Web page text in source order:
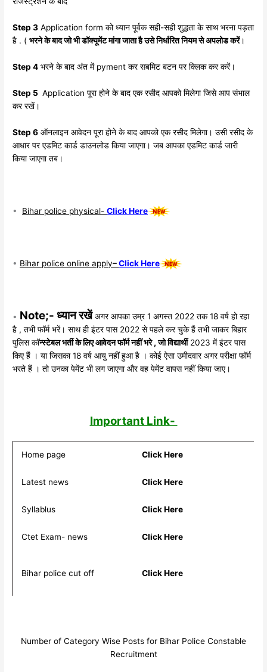
Step 3 Application form को ध्यान पूर्वक सही-सही शुद्धता के साथ भरना पड़ता
है . (भरने के बाद जो भी डॉक्यूमेंट मांगा जाता है उसे निर्धारित नियम से अपलोड करें।
Step 4 भरने के बाद अंत में pyment कर सबमिट बटन पर क्लिक कर करें।
Step 5 Application पूरा होने के बाद एक रसीद आपको मिलेगा जिसे आप संभाल
कर रखें।
Step 6 ऑनलाइन आवेदन पूरा होने के बाद आपको एक रसीद मिलेगा। उसी रसीद के
आधार पर एडमिट कार्ड डाउनलोड किया जाएगा। जब आपका एडमिट कार्ड जारी
किया जाएगा तब।
• Bihar police physical-Click Here
• Bihar police online apply–Click Here
• Note;- ध्यान रखेंअगर आपका उम्र 1 अगस्त 2022 तक 18 वर्ष हो रहा
है , तभी फॉर्म भरें। साथ ही इंटर पास 2022 से पहले कर चुके हैं तभी जाकर बिहार
पुलिस कॉन्स्टेबल भर्ती के लिए आवेदन फॉर्म नहीं भरे , जो विद्यार्थी2023 में इंटर पास
किए हैं । या जिसका 18 वर्ष आयु नहीं हुआ है । कोई ऐसा उमीदवार अगर परीक्षा फॉर्म
भरते हैं । तो उनका पेमेंट भी लग जाएगा और वह पेमेंट वापस नहीं किया जाए।
Important Link-
Home page Click Here
Latest news Click Here
Syllablus Click Here
Ctet Exam- news Click Here
Bihar police cut off Click Here
Number of Category Wise Posts for Bihar Police Constable
Recruitment